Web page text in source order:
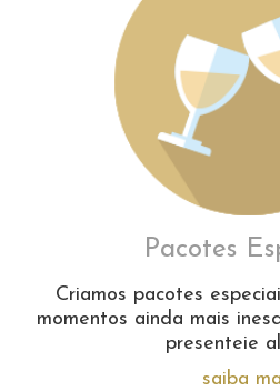
Pacotes
Criamos pacotes
momentos ainda mais
presenteie
saiba